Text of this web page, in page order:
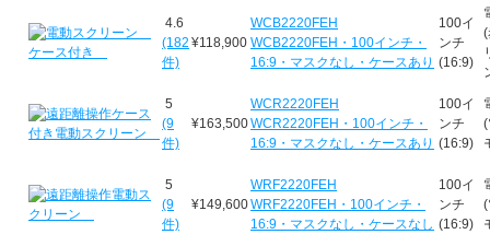
4.6
(182
件)
¥118,900
WCB2220FEH
WCB2220FEH・100インチ・
16:9・マスクなし・ケースあり
100イ
ンチ
(16:9)
(
5
(9
件)
¥163,500
WCR2220FEH
WCR2220FEH・100インチ・
16:9・マスクなし・ケースあり
100イ
ンチ
(16:9)
(
5
(9
件)
¥149,600
WRF2220FEH
WRF2220FEH・100インチ・
16:9・マスクなし・ケースなし
100イ
ンチ
(16:9)
(